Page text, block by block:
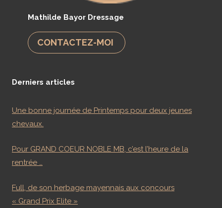
Mathilde Bayor Dressage
CONTACTEZ-MOI
Derniers articles
Une bonne journée de Printemps pour deux jeunes
chevaux.
Pour GRAND COEUR NOBLE MB, c’est l’heure de la
rentrée …
Full, de son herbage mayennais aux concours
« Grand Prix Elite »